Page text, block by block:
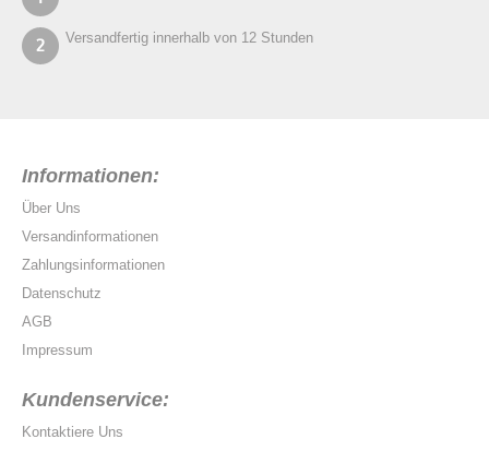
Versandfertig innerhalb von 12 Stunden
Informationen:
Über Uns
Versandinformationen
Zahlungsinformationen
Datenschutz
AGB
Impressum
Kundenservice:
Kontaktiere Uns